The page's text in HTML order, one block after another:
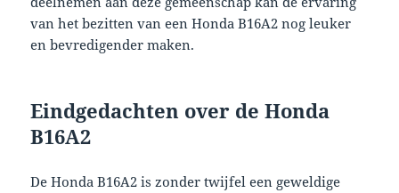
van het bezitten van een Honda B16A2 nog leuker
en bevredigender maken.
Eindgedachten over de Honda
B16A2
De Honda B16A2 is zonder twijfel een geweldige